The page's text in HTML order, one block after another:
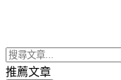
推薦文章